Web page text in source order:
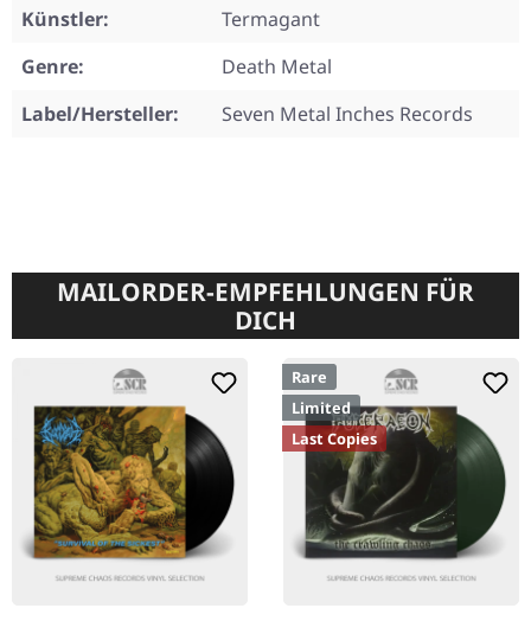
Künstler:
Termagant
Genre:
Death Metal
Label/Hersteller:
Seven Metal Inches Records
MAILORDER-EMPFEHLUNGEN FÜR
DICH
Rare
Limited
Last Copies